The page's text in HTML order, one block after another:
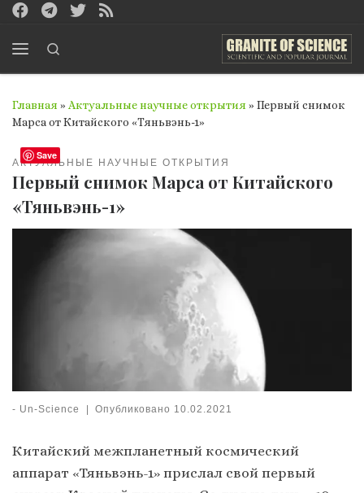
Перейти к содержимому
Главная » Актуальные научные открытия » Первый снимок
Марса от Китайского «Тяньвэнь-1»
АКТУАЛЬНЫЕ НАУЧНЫЕ ОТКРЫТИЯ
Первый снимок Марса от Китайского
«Тяньвэнь-1»
- Un-Science | Опубликовано 10.02.2021
Китайский межпланетный космический
аппарат «Тяньвэнь-1» прислал свой первый
Save